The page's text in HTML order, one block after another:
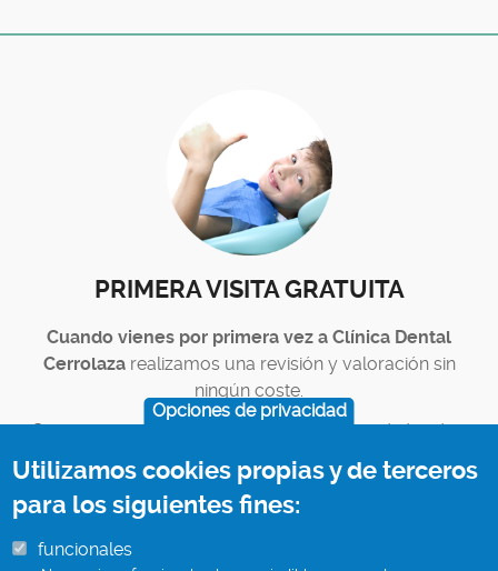
PRIMERA VISITA GRATUITA
Cuando vienes por primera vez a Clínica Dental
Cerrolazarealizamos una revisión y valoración sin
ningún coste.
Con nuestro diagnóstico y presupuesto, tú decides.
Opciones de privacidad
Utilizamos cookies propias y de terceros
para los siguientes fines:
funcionales